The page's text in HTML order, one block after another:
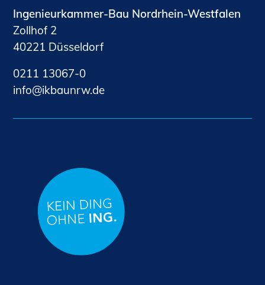
Ingenieurkammer-Bau Nordrhein-Westfalen
Zollhof 2
40221 Düsseldorf
0211 13067-0
nf
kb nrwd